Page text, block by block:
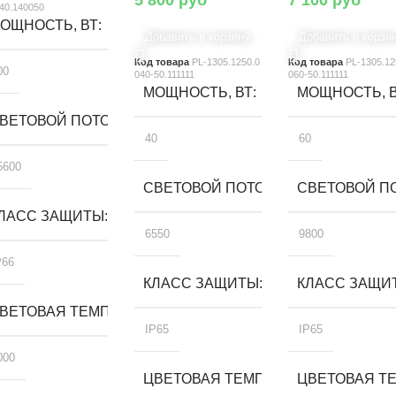
К
ВТ
ПОТОК, ЛМ
ЗАЩИТЫ
ТЕМПЕРАТУРА, К
Код товара PL-1305.1250.0
040-50.111111
МОЩНОСТЬ, ВТ
40
СВЕТОВОЙ ПОТОК, ЛМ
6550
КЛАСС ЗАЩИТЫ
IP65
ЦВЕТОВАЯ ТЕМПЕРАТУРА, К
Код товара PL-
060-50.111111
МОЩНОСТЬ,
60
СВЕТОВОЙ
9800
КЛАСС
IP65
ЦВЕТОВАЯ